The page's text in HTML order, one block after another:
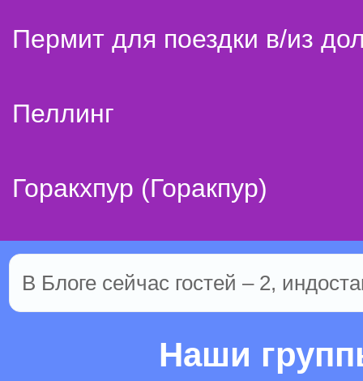
Пермит для поездки в/из
Пеллинг
Горакхпур (Горакпур)
В Блоге сейчас гостей – 2,
Наши